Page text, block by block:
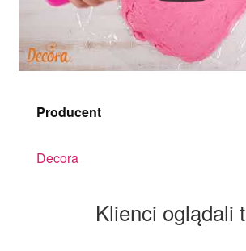
Producent
Decora
Klienci oglądali